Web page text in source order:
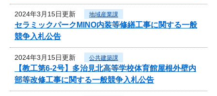
2024年3月15日更新 地域産業課
セラミックパークMINO内装等修繕工事に関する一般
競争入札公告
2024年3月15日更新 公共建築課
【教工第6-2号】多治見北高等学校体育館屋根外壁内
部等改修工事に関する一般競争入札公告